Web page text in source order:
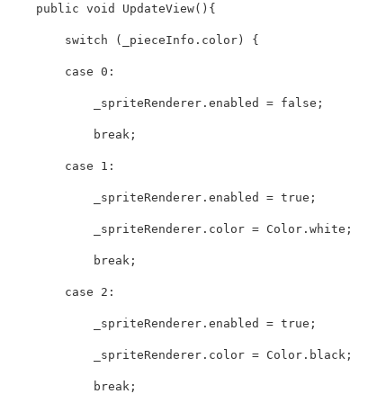
public void UpdateView(){
switch ( _pieceInfo . color ) {
case 0 :
_spriteRenderer . enabled = false ;
break ;
case 1 :
_spriteRenderer . enabled = true ;
_spriteRenderer . color = Color . white ;
break ;
case 2 :
_spriteRenderer . enabled = true ;
_spriteRenderer . color = Color . black ;
break ;